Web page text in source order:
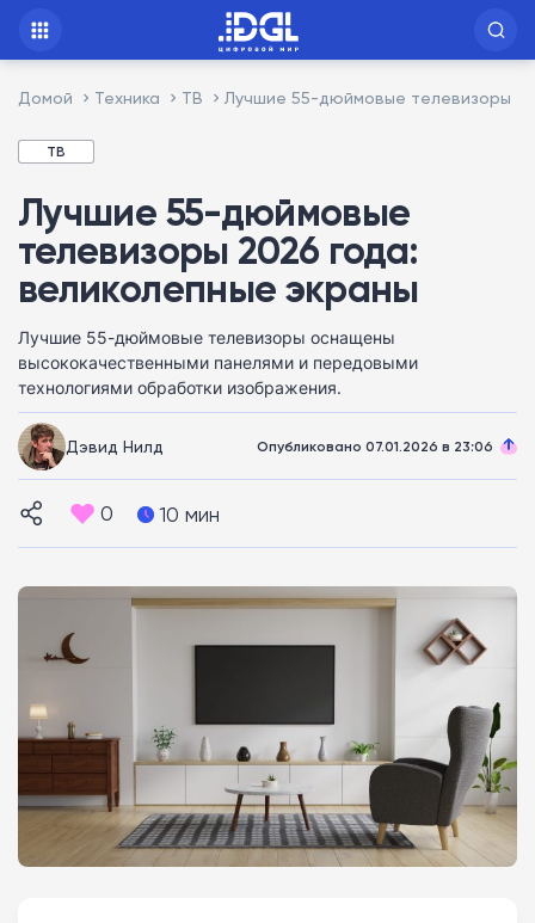
Домой Техника ТВ Лучшие 55-дюймовые телевизоры
ТВ
Лучшие 55-дюймовые
телевизоры 2026 года:
великолепные экраны
Лучшие 55-дюймовые телевизоры оснащены
высококачественными панелями и передовыми
технологиями обработки изображения.
Дэвид Нилд Опубликовано 07.01.2026 в 23:06
0 10 мин